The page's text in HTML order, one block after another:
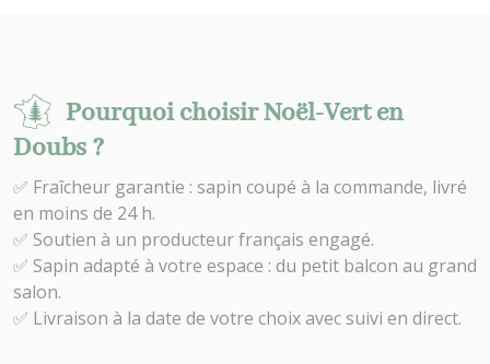
Pourquoi choisir Noël-Vert en
Doubs ?
✅ Fraîcheur garantie : sapin coupé à la commande, livré
en moins de 24 h.
✅ Soutien à un producteur français engagé.
✅ Sapin adapté à votre espace : du petit balcon au grand
salon.
✅ Livraison à la date de votre choix avec suivi en direct.